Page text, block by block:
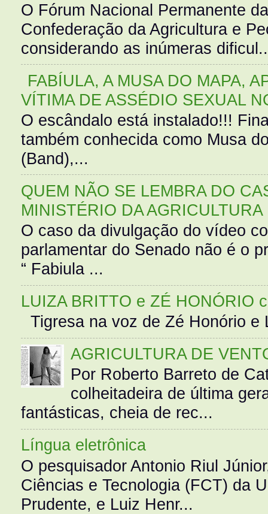
O Fórum Nacional Permanente
Confederação da Agricultura e
considerando as inúmeras
FABÍULA, A MUSA DO MAPA,
VÍTIMA DE ASSÉDIO SEXUAL
O escândalo está instalado!!!
também conhecida como Musa
(Band),...
QUEM NÃO SE LEMBRA DO
MINISTÉRIO DA AGRICULTURA
O caso da divulgação do vídeo
parlamentar do Senado não é o
“ Fabiula ...
LUIZA BRITTO e ZÉ HONÓRIO
Tigresa na voz de Zé Honório
AGRICULTURA DE
Por Roberto Barreto de
colheitadeira de última
fantásticas, cheia de rec...
Língua eletrônica
O pesquisador Antonio Riul
Ciências e Tecnologia (FCT) da
Prudente, e Luiz Henr...